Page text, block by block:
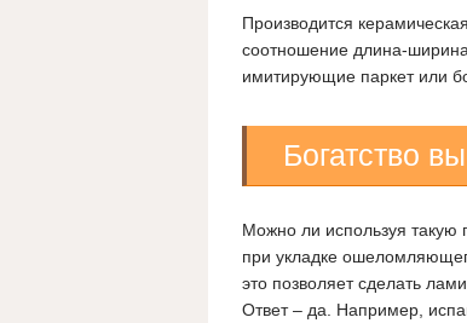
Производится
соотношение длина-
имитирующие паркет или
Богатство
Можно ли используя такую
при укладке
это позволяет сделать
Ответ – да. Например,